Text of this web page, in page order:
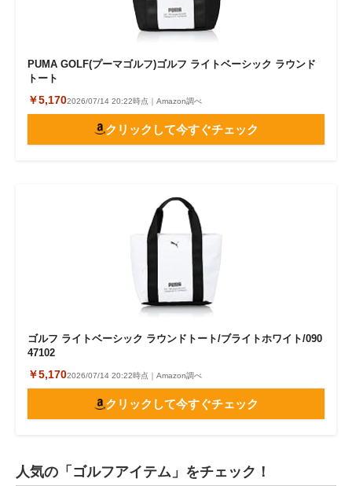
PUMA GOLF(プーマゴルフ)ゴルフ ライトベーシック ラウンド
トート
￥5,1702026/07/14 20:22時点｜Amazon調べ
クリックして今すぐチェック
ゴルフ ライトベーシック ラウンドトート/ブライトホワイト/090
47102
￥5,1702026/07/14 20:22時点｜Amazon調べ
クリックして今すぐチェック
人気の「ゴルフアイテム」をチェック！